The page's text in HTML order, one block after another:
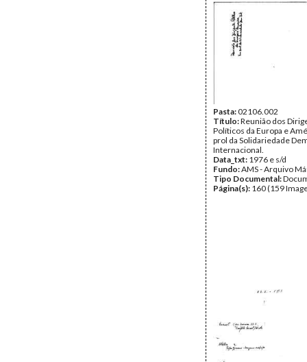
Concertação Social;
Mínimo Garantido;
populacional; política
educativa.
Data:terça, 11 de
Fundo:AMS - Arquivo
Pasta:02106.002
Título:Reunião dos
Políticos da Europa e
prol da Solidariedade
Internacional.
Data_txt: 1976 e s/d
Fundo:AMS - Arquivo
Tipo Documental:
Página(s): 160 (159